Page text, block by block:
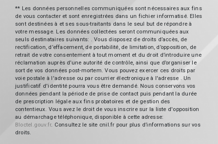
** Les données personnelles communiquées sont nécessaires aux fins
de vous contacter et sont enregistrées dans un fichier informatisé. Elles
sont destinées à et ses sous-traitants dans le seul but de répondre à
votre message. Les données collectées seront communiquées aux
seuls destinataires suivants: . Vous disposez de droits d’accès, de
rectification, d’effacement, de portabilité, de limitation, d’opposition, de
retrait de votre consentement à tout moment et du droit d’introduire une
réclamation auprès d’une autorité de contrôle, ainsi que d’organiser le
sort de vos données post-mortem. Vous pouvez exercer ces droits par
voie postale à l'adresse ou par courrier électronique à l'adresse . Un
justificatif d'identité pourra vous être demandé. Nous conservons vos
données pendant la période de prise de contact puis pendant la durée
de prescription légale aux fins probatoires et de gestion des
contentieux. Vous avez le droit de vous inscrire sur la liste d'opposition
au démarchage téléphonique, disponible à cette adresse:
Bloctel.gouv.fr. Consultez le site cnil.fr pour plus d’informations sur vos
droits.